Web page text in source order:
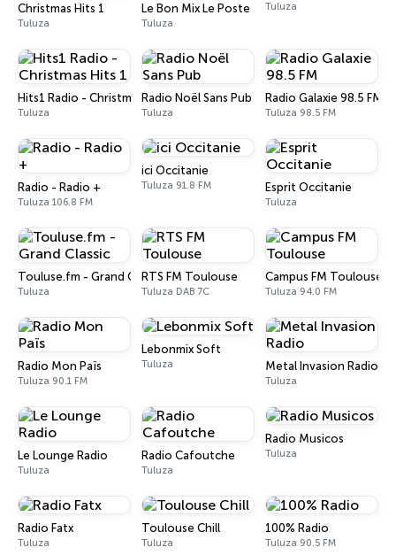
Christmas Hits 1
Tuluza
Le Bon Mix Le Poste
Tuluza
Tuluza
Hits1 Radio - Christmas Hits 1
Tuluza
Radio Noël Sans Pub
Tuluza
Radio Galaxie 98.5 FM
Tuluza 98.5 FM
Radio - Radio +
Tuluza 106.8 FM
ici Occitanie
Tuluza 91.8 FM Esprit Occitanie
Tuluza
Touluse.fm - Grand Classic
Tuluza
RTS FM Toulouse
Tuluza DAB 7C
Campus FM Toulouse
Tuluza 94.0 FM
Radio Mon Païs
Tuluza 90.1 FM
Lebonmix Soft
Tuluza Metal Invasion Radio
Tuluza
Le Lounge Radio
Tuluza
Radio Cafoutche
Tuluza
Radio Musicos
Tuluza
Radio Fatx
Tuluza
Toulouse Chill
Tuluza
100% Radio
Tuluza 90.5 FM